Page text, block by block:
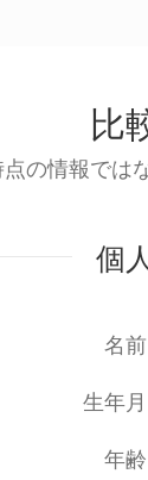
比
の情報では
個人
名前
生年
年齢